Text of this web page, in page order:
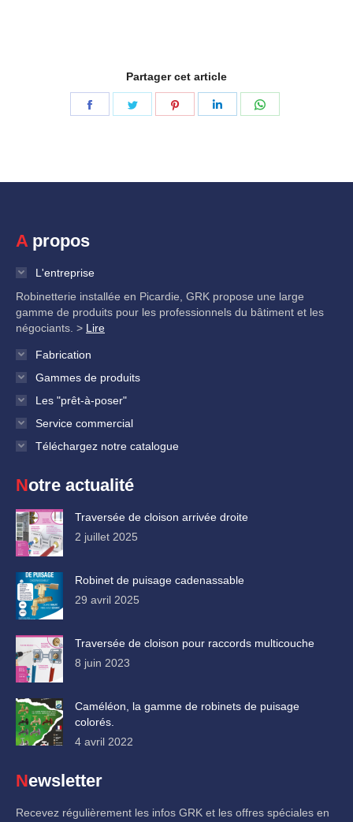
Partager cet article
Partager Partager Partager Partager
A propos
L'entreprise
Robinetterie installée en Picardie, GRK propose une large
gamme de produits pour les professionnels du bâtiment et les
négociants. > Lire
Fabrication
Gammes de produits
Les "prêt-à-poser"
Service commercial
Téléchargez notre catalogue
Notre actualité
Traversée de cloison arrivée droite
2 juillet 2025
Robinet de puisage cadenassable
29 avril 2025
Traversée de cloison pour raccords multicouche
8 juin 2023
Caméléon, la gamme de robinets de puisage
colorés.
4 avril 2022
Newsletter
Recevez régulièrement les infos GRK et les offres spéciales en